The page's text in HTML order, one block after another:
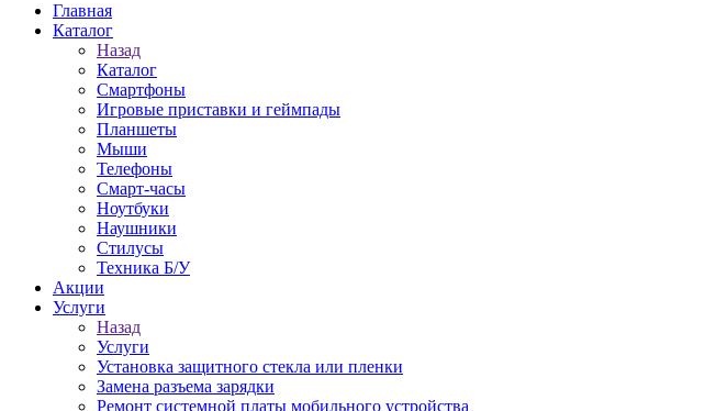
Главная
Каталог
Назад
Каталог
Смартфоны
Игровые приставки и геймпады
Планшеты
Мыши
Телефоны
Смарт-часы
Ноутбуки
Наушники
Стилусы
Техника Б/У
Акции
Услуги
Назад
Услуги
Установка защитного стекла или пленки
Замена разъема зарядки
Ремонт системной платы мобильного устройства